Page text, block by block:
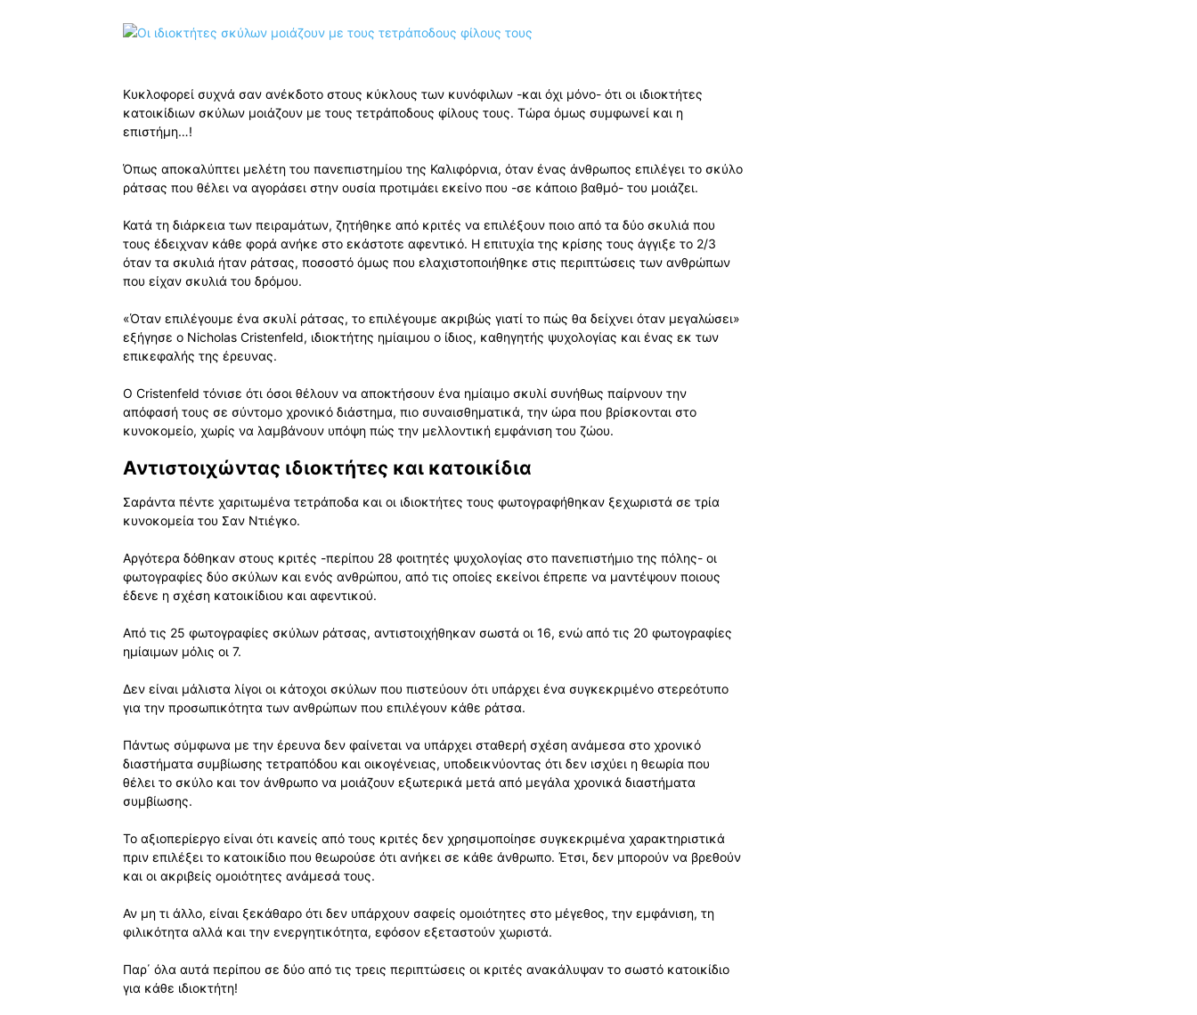
Κυκλοφορεί συχνά σαν ανέκδοτο στους κύκλους των κυνόφιλων -και όχι μόνο- ότι οι ιδιοκτήτες
κατοικίδιων σκύλων μοιάζουν με τους τετράποδους φίλους τους. Τώρα όμως συμφωνεί και η
επιστήμη…!
Όπως αποκαλύπτει μελέτη του πανεπιστημίου της Καλιφόρνια, όταν ένας άνθρωπος επιλέγει το σκύλο
ράτσας που θέλει να αγοράσει στην ουσία προτιμάει εκείνο που -σε κάποιο βαθμό- του μοιάζει.
Κατά τη διάρκεια των πειραμάτων, ζητήθηκε από κριτές να επιλέξουν ποιο από τα δύο σκυλιά που
τους έδειχναν κάθε φορά ανήκε στο εκάστοτε αφεντικό. Η επιτυχία της κρίσης τους άγγιξε το 2/3
όταν τα σκυλιά ήταν ράτσας, ποσοστό όμως που ελαχιστοποιήθηκε στις περιπτώσεις των ανθρώπων
που είχαν σκυλιά του δρόμου.
«Όταν επιλέγουμε ένα σκυλί ράτσας, το επιλέγουμε ακριβώς γιατί το πώς θα δείχνει όταν μεγαλώσει»
εξήγησε ο Nicholas Cristenfeld, ιδιοκτήτης ημίαιμου ο ίδιος, καθηγητής ψυχολογίας και ένας εκ των
επικεφαλής της έρευνας.
Ο Cristenfeld τόνισε ότι όσοι θέλουν να αποκτήσουν ένα ημίαιμο σκυλί συνήθως παίρνουν την
απόφασή τους σε σύντομο χρονικό διάστημα, πιο συναισθηματικά, την ώρα που βρίσκονται στο
κυνοκομείο, χωρίς να λαμβάνουν υπόψη πώς την μελλοντική εμφάνιση του ζώου.
Αντιστοιχώντας ιδιοκτήτες και κατοικίδια
Σαράντα πέντε χαριτωμένα τετράποδα και οι ιδιοκτήτες τους φωτογραφήθηκαν ξεχωριστά σε τρία
κυνοκομεία του Σαν Ντιέγκο.
Αργότερα δόθηκαν στους κριτές -περίπου 28 φοιτητές ψυχολογίας στο πανεπιστήμιο της πόλης- οι
φωτογραφίες δύο σκύλων και ενός ανθρώπου, από τις οποίες εκείνοι έπρεπε να μαντέψουν ποιους
έδενε η σχέση κατοικίδιου και αφεντικού.
Από τις 25 φωτογραφίες σκύλων ράτσας, αντιστοιχήθηκαν σωστά οι 16, ενώ από τις 20 φωτογραφίες
ημίαιμων μόλις οι 7.
Δεν είναι μάλιστα λίγοι οι κάτοχοι σκύλων που πιστεύουν ότι υπάρχει ένα συγκεκριμένο στερεότυπο
για την προσωπικότητα των ανθρώπων που επιλέγουν κάθε ράτσα.
Πάντως σύμφωνα με την έρευνα δεν φαίνεται να υπάρχει σταθερή σχέση ανάμεσα στο χρονικό
διαστήματα συμβίωσης τετραπόδου και οικογένειας, υποδεικνύοντας ότι δεν ισχύει η θεωρία που
θέλει το σκύλο και τον άνθρωπο να μοιάζουν εξωτερικά μετά από μεγάλα χρονικά διαστήματα
συμβίωσης.
Το αξιοπερίεργο είναι ότι κανείς από τους κριτές δεν χρησιμοποίησε συγκεκριμένα χαρακτηριστικά
πριν επιλέξει το κατοικίδιο που θεωρούσε ότι ανήκει σε κάθε άνθρωπο. Έτσι, δεν μπορούν να βρεθούν
και οι ακριβείς ομοιότητες ανάμεσά τους.
Αν μη τι άλλο, είναι ξεκάθαρο ότι δεν υπάρχουν σαφείς ομοιότητες στο μέγεθος, την εμφάνιση, τη
φιλικότητα αλλά και την ενεργητικότητα, εφόσον εξεταστούν χωριστά.
Παρ΄ όλα αυτά περίπου σε δύο από τις τρεις περιπτώσεις οι κριτές ανακάλυψαν το σωστό κατοικίδιο
για κάθε ιδιοκτήτη!